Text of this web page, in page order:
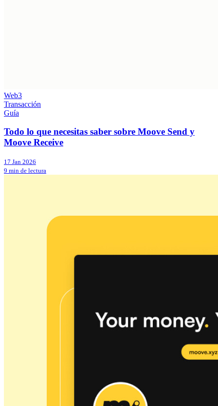
Web3
Transacción
Guía
Todo lo que necesitas saber sobre Moove Send y
Moove Receive
17 Jan 2026
9 min de lectura